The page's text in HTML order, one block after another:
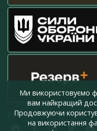
press@armyinform.com.ua
Ми використовуємо
вам найкращий
Продовжуючи
на використання